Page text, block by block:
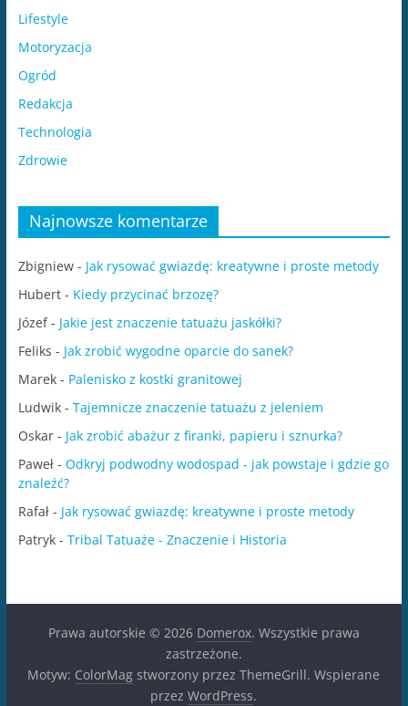
Lifestyle
Motoryzacja
Ogród
Redakcja
Technologia
Zdrowie
Najnowsze komentarze
Zbigniew- Jak rysować gwiazdę: kreatywne i proste metody
Hubert- Kiedy przycinać brzozę?
Józef- Jakie jest znaczenie tatuażu jaskółki?
Feliks - Jak zrobić wygodne oparcie do sanek?
Marek- Palenisko z kostki granitowej
Ludwik- Tajemnicze znaczenie tatuażu z jeleniem
Oskar- Jak zrobić abażur z firanki, papieru i sznurka?
Paweł- Odkryj podwodny wodospad - jak powstaje i gdzie go
znaleźć?
Rafał- Jak rysować gwiazdę: kreatywne i proste metody
Patryk- Tribal Tatuaże - Znaczenie i Historia
Prawa autorskie © 2026 Domerox. Wszystkie prawa
zastrzeżone.
Motyw: ColorMag stworzony przez ThemeGrill. Wspierane
przezWordPress.